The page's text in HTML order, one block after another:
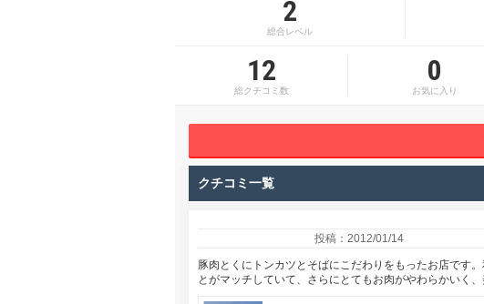
2
総合レベル
12
総クチコミ数
0
お気に入り
クチコミ一覧
投稿：2012/01/14
豚肉とくにトンカツとそばにこだわりをもったお店です
とがマッチしていて、さらにとてもお肉がやわらかいく